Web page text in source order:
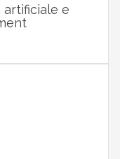
artificiale e